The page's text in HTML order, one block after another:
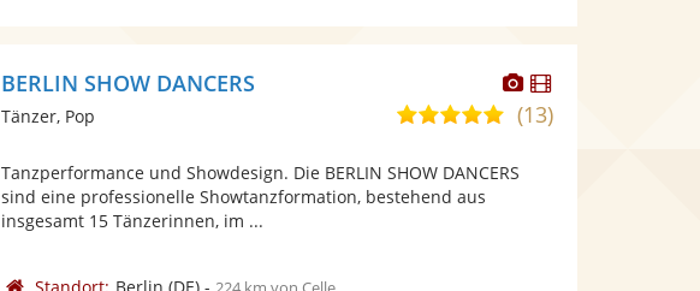
Dieser
Künstler
stellt
Dieser
Künstler
BERLIN SHOW DANCERS
5,0
5
(13)
Tänzer, Pop
Tanzperformance und Showdesign. Die BERLIN SHOW DANCERS
sind eine professionelle Showtanzformation, bestehend aus
insgesamt 15 Tänzerinnen, im ...